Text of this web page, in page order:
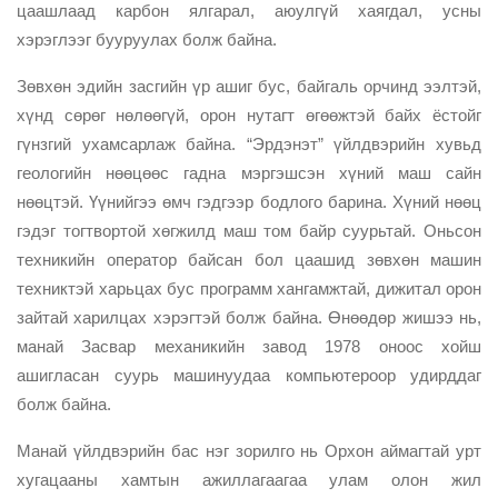
цаашлаад карбон ялгарал, аюулгүй хаягдал, усны
хэрэглээг бууруулах болж байна.
Зөвхөн эдийн засгийн үр ашиг бус, байгаль орчинд ээлтэй,
хүнд сөрөг нөлөөгүй, орон нутагт өгөөжтэй байх ёстойг
гүнзгий ухамсарлаж байна. “Эрдэнэт” үйлдвэрийн хувьд
геологийн нөөцөөс гадна мэргэшсэн хүний маш сайн
нөөцтэй. Үүнийгээ өмч гэдгээр бодлого барина. Хүний нөөц
гэдэг тогтвортой хөгжилд маш том байр суурьтай. Оньсон
техникийн оператор байсан бол цаашид зөвхөн машин
техниктэй харьцах бус программ хангамжтай, дижитал орон
зайтай харилцах хэрэгтэй болж байна. Өнөөдөр жишээ нь,
манай Засвар механикийн завод 1978 оноос хойш
ашигласан суурь машинуудаа компьютероор удирддаг
болж байна.
Манай үйлдвэрийн бас нэг зорилго нь Орхон аймагтай урт
хугацааны хамтын ажиллагаагаа улам олон жил